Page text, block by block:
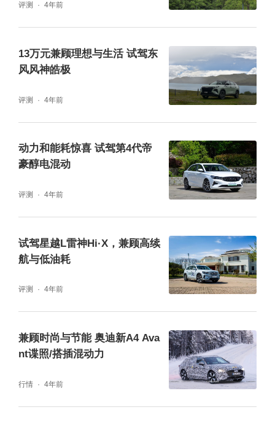
评测 4年前
13万元兼顾理想与生活 试驾东
风风神皓极
评测 4年前
动力和能耗惊喜 试驾第4代帝
豪醇电混动
评测 4年前
试驾星越L雷神Hi·X，兼顾高续
航与低油耗
评测 4年前
兼顾时尚与节能 奥迪新A4 Ava
nt谍照/搭插混动力
行情 4年前